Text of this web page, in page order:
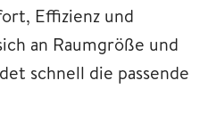
Effizienz und
an Raumgröße und
schnell die passende